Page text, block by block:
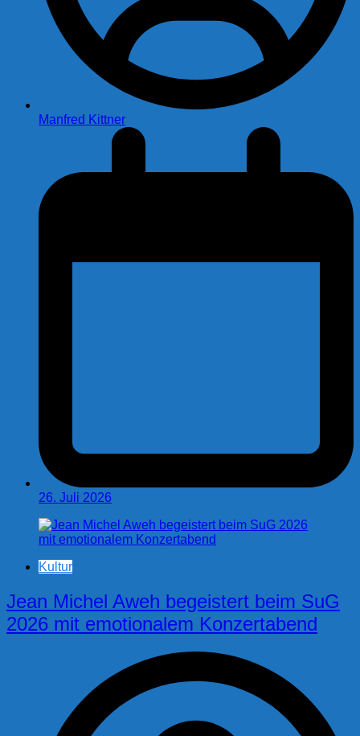
Manfred Kittner
26. Juli 2026
Kultur
Jean Michel Aweh begeistert beim SuG
2026 mit emotionalem Konzertabend